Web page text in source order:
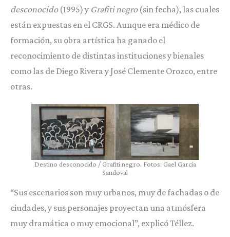
desconocido(1995) y Grafiti negro(sin fecha), las cuales
están expuestas en el CRGS. Aunque era médico de
formación, su obra artística ha ganado el
reconocimiento de distintas instituciones y bienales
como las de Diego Rivera y José Clemente Orozco, entre
otras.
Destino desconocido / Grafiti negro. Fotos: Gael García
Sandoval
“Sus escenarios son muy urbanos, muy de fachadas o de
ciudades, y sus personajes proyectan una atmósfera
muy dramática o muy emocional”, explicó Téllez.